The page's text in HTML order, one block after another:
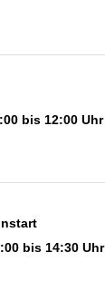
bis 12:00 Uhr
bis 14:30 Uhr